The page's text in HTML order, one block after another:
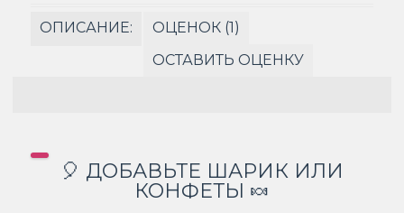
ОПИСАНИЕ:
ОЦЕНОК (1)
ОСТАВИТЬ ОЦЕНКУ
🎈 ДОБАВЬТЕ ШАРИК ИЛИ
КОНФЕТЫ 🍬